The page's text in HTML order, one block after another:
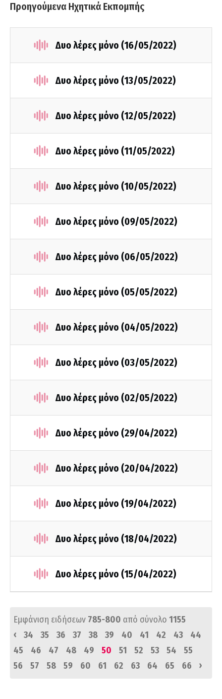
Προηγούμενα Ηχητικά Εκπομπής
Δυο λέρες μόνο (16/05/2022)
Δυο λέρες μόνο (13/05/2022)
Δυο λέρες μόνο (12/05/2022)
Δυο λέρες μόνο (11/05/2022)
Δυο λέρες μόνο (10/05/2022)
Δυο λέρες μόνο (09/05/2022)
Δυο λέρες μόνο (06/05/2022)
Δυο λέρες μόνο (05/05/2022)
Δυο λέρες μόνο (04/05/2022)
Δυο λέρες μόνο (03/05/2022)
Δυο λέρες μόνο (02/05/2022)
Δυο λέρες μόνο (29/04/2022)
Δυο λέρες μόνο (20/04/2022)
Δυο λέρες μόνο (19/04/2022)
Δυο λέρες μόνο (18/04/2022)
Δυο λέρες μόνο (15/04/2022)
Εμφάνιση ειδήσεων 785-800 από σύνολο 1155
‹
34 35 36 37 38 39 40 41 42 43
44
45
46 47 48 49 50 51 52 53 54
55
56
57 58 59 60 61 62 63 64 65 66 ›